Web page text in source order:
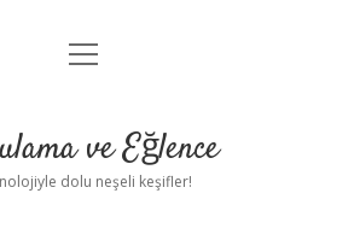
Anasayfa
Yasal Uyarı
menüyü
ve Eğlence
dolu neşeli keşifler!